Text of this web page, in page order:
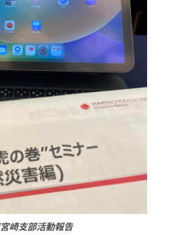
崎支部活動報告